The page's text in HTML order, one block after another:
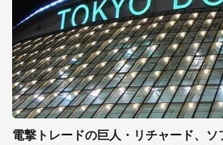
電撃トレードの巨人・リチャード、